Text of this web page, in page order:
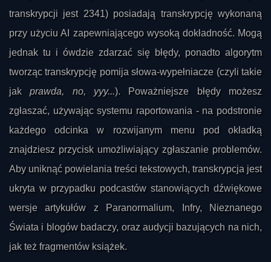
transkrypcji jest 2341) posiadają transkrypcję wykonaną
przy użyciu AI zapewniającego wysoką dokładność. Mogą
jednak tu i ówdzie zdarzać się błędy, ponadto algorytm
tworząc transkrypcję pomija słowa-wypełniacze (czyli takie
jakprawda, no, yyy...). Poważniejsze błędy możesz
zgłaszać, używając systemu raportowania - na podstronie
każdego odcinka w rozwijanym menu pod okładką
znajdziesz przycisk umożliwiający zgłaszanie problemów.
Aby uniknąć powielania treści tekstowych, transkrypcja jest
ukryta w przypadku podcastów stanowiących dźwiękowe
wersje artykułów z Paranormalium, Infry, Nieznanego
Świata i blogów badaczy, oraz audycji bazujących na nich,
jak też fragmentów książek.